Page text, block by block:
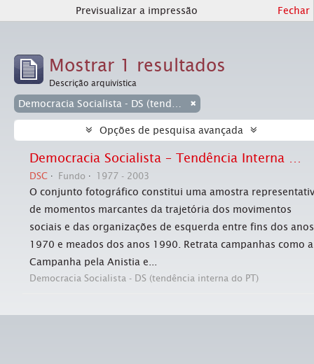
Previsualizar a impressão Fechar
Mostrar 1 resultados
Descrição arquivística
Opções de pesquisa avançada
Democracia Socialista – Tendência Interna do PT (jornal Em Tempo)
DSC Fundo 1977 - 2003
O conjunto fotográfico constitui uma amostra
de momentos marcantes da trajetória dos movimentos
sociais e das organizações de esquerda entre fins dos anos
1970 e meados dos anos 1990. Retrata campanhas como a
Campanha pela Anistia e...
Democracia Socialista - DS (tendência interna do PT)